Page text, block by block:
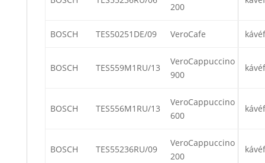
200
BOSCH TES50251DE/09 VeroCafe
BOSCH TES559M1RU/13
VeroCappuccino
900
BOSCH TES556M1RU/13
VeroCappuccino
600
BOSCH TES55236RU/09
VeroCappuccino
200